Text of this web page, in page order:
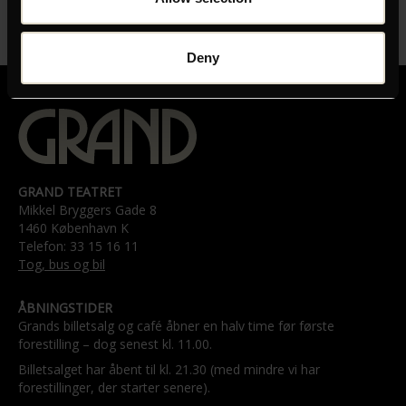
Deny
GRAND TEATRET
Mikkel Bryggers Gade 8
1460 København K
Telefon: 33 15 16 11
Tog, bus og bil
ÅBNINGSTIDER
Grands billetsalg og café åbner en halv time før første
forestilling – dog senest kl. 11.00.
Billetsalget har åbent til kl. 21.30 (med mindre vi har
forestillinger, der starter senere).